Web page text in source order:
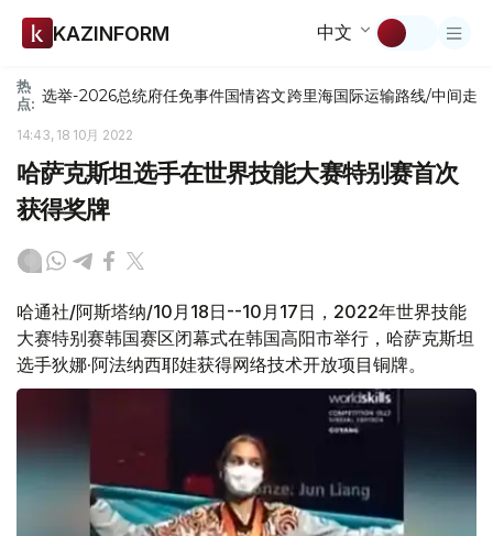
KAZINFORM 中文
热
点: 选举-2026总统府任免事件国情咨文跨里海国际运输路线/中间走廊
14:43, 18 10月 2022
哈萨克斯坦选手在世界技能大赛特别赛首次
获得奖牌
哈通社/阿斯塔纳/10月18日--10月17日，2022年世界技能
大赛特别赛韩国赛区闭幕式在韩国高阳市举行，哈萨克斯坦
选手狄娜·阿法纳西耶娃获得网络技术开放项目铜牌。